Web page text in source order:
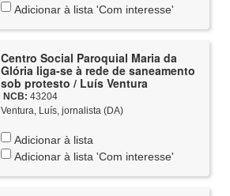
Adicionar à lista 'Com interesse'
Centro Social Paroquial Maria da
Glória liga-se à rede de saneamento
sob protesto / Luís Ventura
NCB: 43204
Ventura, Luís, jornalista (DA)
Adicionar à lista
Adicionar à lista 'Com interesse'